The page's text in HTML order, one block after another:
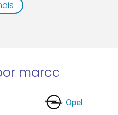
marca
Opel